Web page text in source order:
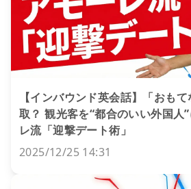
【インバウンド英会話】「おも
取？ 観光客を“都合のいい外国人
レ流「迎撃デート術」
2025/12/25 14:31